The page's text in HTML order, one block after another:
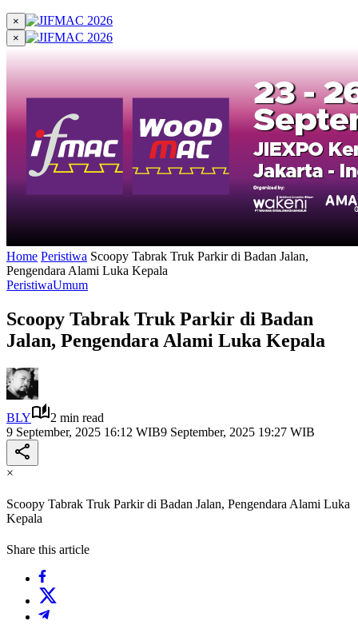
×
×
Home Peristiwa Scoopy Tabrak Truk Parkir di Badan Jalan,
Pengendara Alami Luka Kepala
PeristiwaUmum
Scoopy Tabrak Truk Parkir di Badan
Jalan, Pengendara Alami Luka Kepala
BLY
2 min read
9 September, 2025 16:12 WIB9 September, 2025 19:27 WIB
×
Scoopy Tabrak Truk Parkir di Badan Jalan, Pengendara Alami Luka
Kepala
Share this article